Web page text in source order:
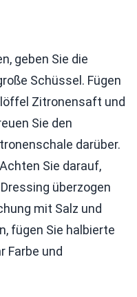
geben Sie die
Schüssel. Fügen
Zitronensaft und
Sie den
darüber.
Sie darauf,
überzogen
mit Salz und
fügen Sie halbierte
Farbe und